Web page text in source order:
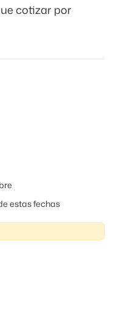
cotizar por
estas fechas